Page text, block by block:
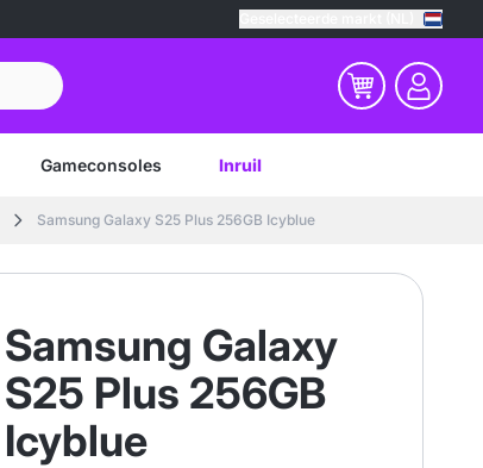
Gameconsoles Inruil
Samsung Galaxy S25 Plus 256GB Icyblue
Samsung Galaxy
S25 Plus 256GB
Icyblue